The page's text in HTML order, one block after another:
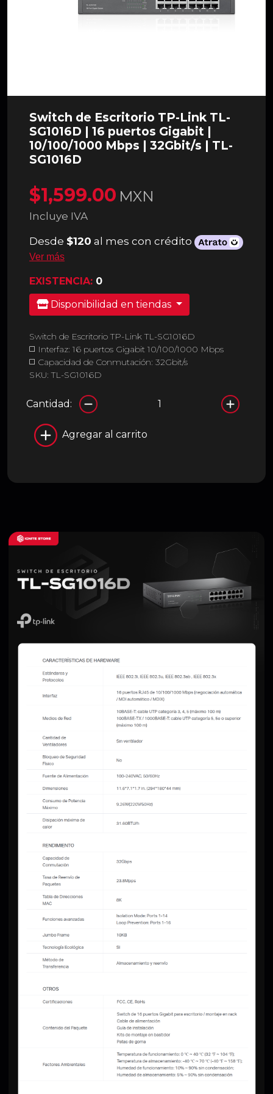
Switch de Escritorio TP-Link TL-
SG1016D | 16 puertos Gigabit |
10/100/1000 Mbps | 32Gbit/s | TL-
SG1016D
$1,599.00 MXN
Incluye IVA
Desde $120 al mes con crédito
Ver más
EXISTENCIA: 0
Disponibilidad en tiendas
Switch de Escritorio TP-Link TL-SG1016D
◻️ Interfaz: 16 puertos Gigabit 10/100/1000 Mbps
◻️ Capacidad de Conmutación: 32Gbit/s
SKU: TL-SG1016D
Cantidad:
Agregar al carrito